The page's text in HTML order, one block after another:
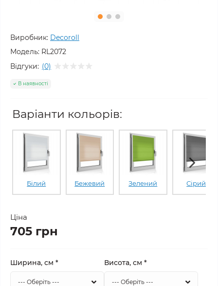
Виробник: Decoroll
Модель: RL2072
Відгуки: (0)
В наявності
Варіанти кольорів:
Білий Бежевий Зелений Сірий
Ціна
705 грн
Ширина, см * Висота, см *